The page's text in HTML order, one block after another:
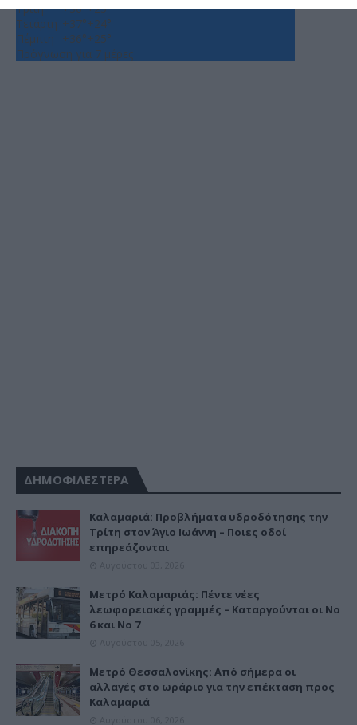
Τρίτη
+36°+25°
Τετάρτη +37°+24°
Πέμπτη
+36°+25°
Πρόγνωση για 7 μέρες
ΔΗΜΟΦΙΛΕΣΤΕΡΑ
Καλαμαριά: Προβλήματα υδροδότησης την
Τρίτη στον Άγιο Ιωάννη – Ποιες οδοί
επηρεάζονται
Μετρό Καλαμαριάς: Πέντε νέες
λεωφορειακές γραμμές – Καταργούνται οι Νο
6 και Νο 7
Μετρό Θεσσαλονίκης: Από σήμερα οι
αλλαγές στο ωράριο για την επέκταση προς
Καλαμαριά